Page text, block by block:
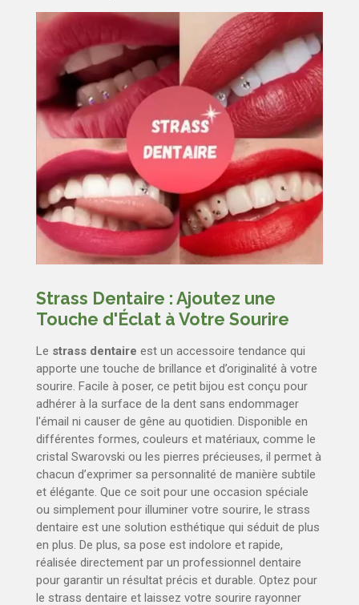
Strass Dentaire : Ajoutez une
Touche d'Éclat à Votre Sourire
Le strass dentaire est un accessoire tendance qui
apporte une touche de brillance et d’originalité à votre
sourire. Facile à poser, ce petit bijou est conçu pour
adhérer à la surface de la dent sans endommager
l'émail ni causer de gêne au quotidien. Disponible en
différentes formes, couleurs et matériaux, comme le
cristal Swarovski ou les pierres précieuses, il permet à
chacun d’exprimer sa personnalité de manière subtile
et élégante. Que ce soit pour une occasion spéciale
ou simplement pour illuminer votre sourire, le strass
dentaire est une solution esthétique qui séduit de plus
en plus. De plus, sa pose est indolore et rapide,
réalisée directement par un professionnel dentaire
pour garantir un résultat précis et durable. Optez pour
le strass dentaire et laissez votre sourire rayonner